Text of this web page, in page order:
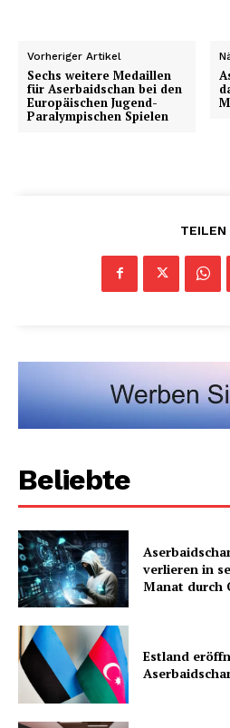
Vorheriger Artikel
Sechs weitere Medaillen
für Aserbaidschan bei den
Europäischen Jugend-
Paralympischen Spielen
TEILEN
Beliebte
verlieren in
Manat durch
Estland